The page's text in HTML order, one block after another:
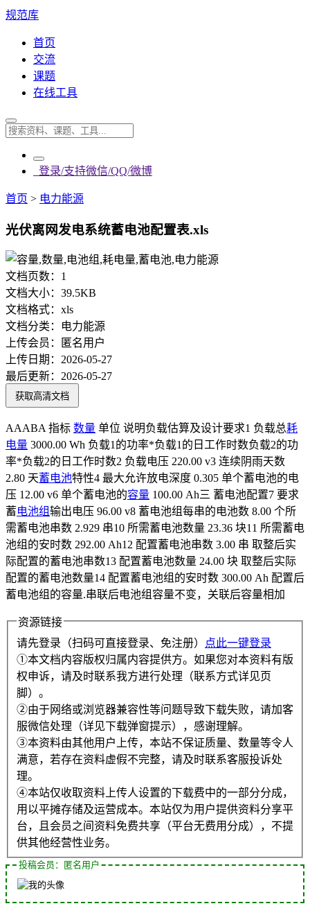
规范库
首页
交流
课题
在线工具
登录/支持微信/QQ/微博
首页 > 电力能源
光伏离网发电系统蓄电池配置表.xls
文档页数： 1
文档大小： 39.5KB
文档格式： xls
文档分类：
电力能源
上传会员：
匿名用户
上传日期： 2026-05-27
最后更新： 2026-05-27
获取高清文档
AAABA 指标 数量 单位 说明负载估算及设计要求1 负载总耗
电量 3000.00 Wh 负载1的功率*负载1的日工作时数负载2的功
率*负载2的日工作时数2 负载电压 220.00 v3 连续阴雨天数
2.80 天蓄电池特性4 最大允许放电深度 0.305 单个蓄电池的电
压 12.00 v6 单个蓄电池的容量 100.00 Ah三 蓄电池配置7 要求
蓄电池组输出电压 96.00 v8 蓄电池组每串的电池数 8.00 个所
需蓄电池串数 2.929 串10 所需蓄电池数量 23.36 块11 所需蓄电
池组的安时数 292.00 Ah12 配置蓄电池串数 3.00 串 取整后实
际配置的蓄电池串数13 配置蓄电池数量 24.00 块 取整后实际
配置的蓄电池数量14 配置蓄电池组的安时数 300.00 Ah 配置后
蓄电池组的容量.串联后电池组容量不变，关联后容量相加
资源链接
请先登录（扫码可直接登录、免注册）
点此一键登录
①本文档内容版权归属内容提供方。如果您对本资料有版
权申诉，请及时联系我方进行处理（联系方式详见页
脚）。
②由于网络或浏览器兼容性等问题导致下载失败，请加客
服微信处理（详见下载弹窗提示），感谢理解。
③本资料由其他用户上传，本站不保证质量、数量等令人
满意，若存在资料虚假不完整，请及时联系客服投诉处
理。
④本站仅收取资料上传人设置的下载费中的一部分分成，
用以平摊存储及运营成本。本站仅为用户提供资料分享平
台，且会员之间资料免费共享（平台无费用分成），不提
供其他经营性业务。
投稿会员：匿名用户